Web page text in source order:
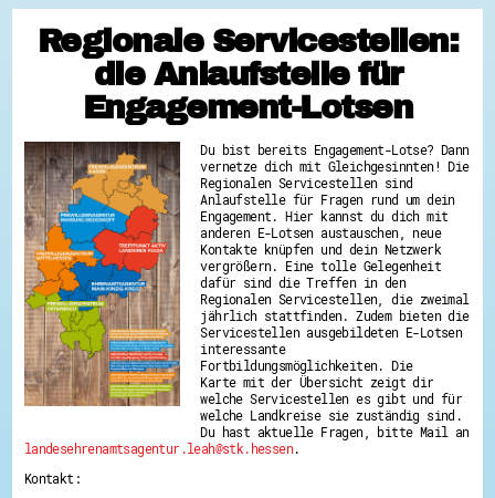
Regionale Servicestellen:
die Anlaufstelle für
Engagement-Lotsen
Du bist bereits Engagement-Lotse? Dann
vernetze dich mit Gleichgesinnten! Die
Regionalen Servicestellen sind
Anlaufstelle für Fragen rund um dein
Engagement. Hier kannst du dich mit
anderen E-Lotsen austauschen, neue
Kontakte knüpfen und dein Netzwerk
vergrößern. Eine tolle Gelegenheit
dafür sind die Treffen in den
Regionalen Servicestellen, die zweimal
jährlich stattfinden. Zudem bieten die
Servicestellen ausgebildeten E-Lotsen
interessante
Fortbildungsmöglichkeiten. Die
Karte mit der Übersicht zeigt dir
welche Servicestellen es gibt und für
welche Landkreise sie zuständig sind.
Du hast aktuelle Fragen, bitte Mail an
landesehrenamtsagentur.leah@stk.hessen.
Kontakt: